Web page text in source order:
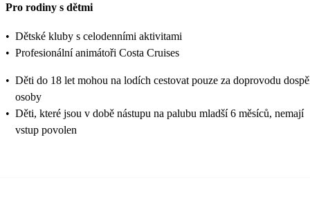
Pro rodiny s dětmi
• Dětské kluby s celodenními aktivitami
• Profesionální animátoři Costa Cruises
• Děti do 18 let mohou na lodích cestovat pouze za doprovodu
osoby
• Děti, které jsou v době nástupu na palubu mladší 6 měsíců, nemají
vstup povolen